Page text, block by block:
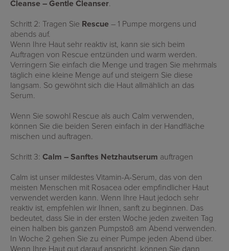
Cleanse – Gentle Cleanser.
Schritt 2: Tragen Sie Rescue– 1 Pumpe morgens und
abends auf.
Wenn Ihre Haut sehr reaktiv ist, kann sie sich beim
Auftragen von Rescue entzünden und warm werden.
Verringern Sie einfach die Menge und tragen Sie mehrmals
täglich eine kleine Menge auf und steigern Sie diese
langsam. So gewöhnt sich die Haut allmählich an das
Serum.
Wenn Sie sowohl Rescue als auch Calm verwenden,
können Sie die beiden Seren einfach in der Handfläche
mischen und auftragen.
Schritt 3: Calm – Sanftes Netzhautserum auftragen
Calm ist unser mildestes Vitamin-A-Serum, das von den
meisten Menschen mit Rosacea oder empfindlicher Haut
verwendet werden kann. Wenn Ihre Haut jedoch sehr
reaktiv ist, empfehlen wir Ihnen, sanft zu beginnen. Das
bedeutet, dass Sie in der ersten Woche jeden zweiten Tag
einen halben bis ganzen Pumpstoß am Abend verwenden.
In Woche 2 gehen Sie zu einer Pumpe jeden Abend über.
Wenn Ihre Haut gut darauf anspricht, können Sie dann